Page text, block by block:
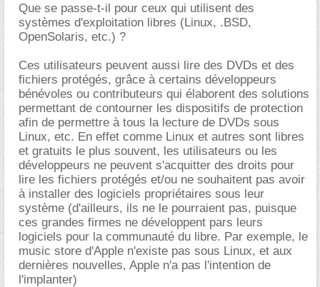
Que se passe-t-il pour ceux qui utilisent des
systèmes d'exploitation libres (Linux, .BSD,
OpenSolaris, etc.) ?
Ces utilisateurs peuvent aussi lire des DVDs et des
fichiers protégés, grâce à certains développeurs
bénévoles ou contributeurs qui élaborent des solutions
permettant de contourner les dispositifs de protection
afin de permettre à tous la lecture de DVDs sous
Linux, etc. En effet comme Linux et autres sont libres
et gratuits le plus souvent, les utilisateurs ou les
développeurs ne peuvent s'acquitter des droits pour
lire les fichiers protégés et/ou ne souhaitent pas avoir
à installer des logiciels propriétaires sous leur
système (d'ailleurs, ils ne le pourraient pas, puisque
ces grandes firmes ne développent pars leurs
logiciels pour la communauté du libre. Par exemple, le
music store d'Apple n'existe pas sous Linux, et aux
dernières nouvelles, Apple n'a pas l'intention de
l'implanter)